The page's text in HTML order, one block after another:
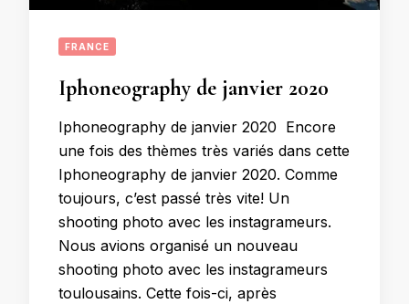
FRANCE
Iphoneography de janvier 2020
Iphoneography de janvier 2020 Encore
une fois des thèmes très variés dans cette
Iphoneography de janvier 2020. Comme
toujours, c’est passé très vite! Un
shooting photo avec les instagrameurs.
Nous avions organisé un nouveau
shooting photo avec les instagrameurs
toulousains. Cette fois-ci, après